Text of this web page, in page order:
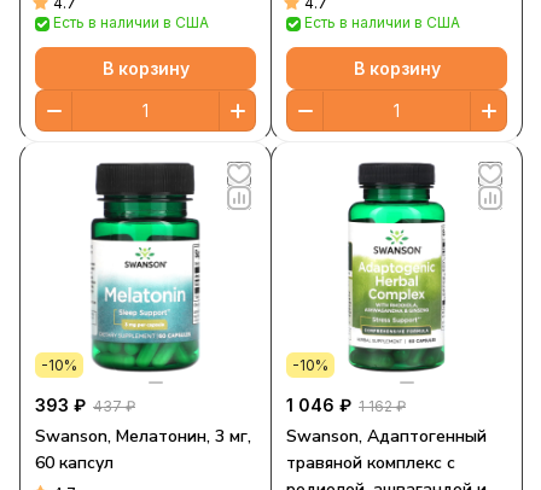
Есть в наличии в США
В корзину
Есть в наличии в США
В корзину
-10%
393 ₽ 437 ₽
Swanson, Мелатонин, 3 мг,
60 капсул
-10%
1 046 ₽ 1 162 ₽
Swanson, Адаптогенный
травяной комплекс с